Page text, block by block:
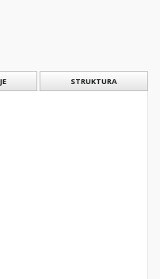
STRUKTURA